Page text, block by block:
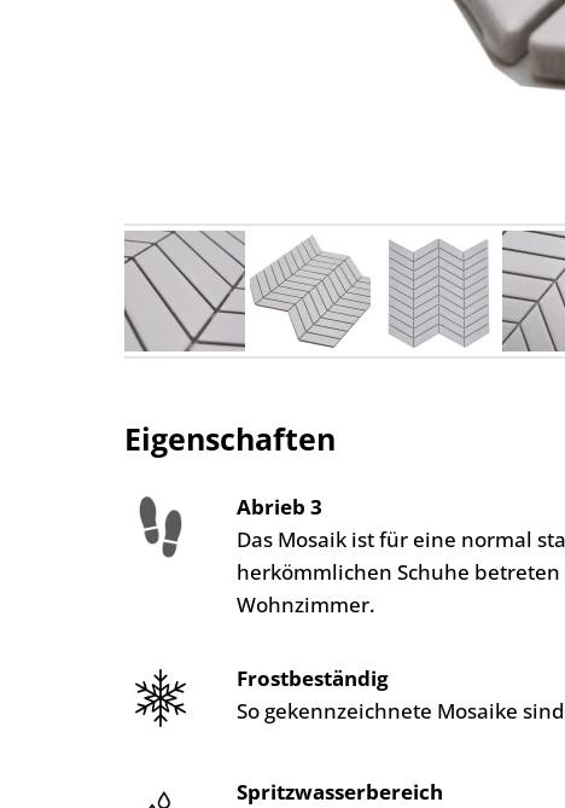
Eigenschaften
Abrieb 3
Das Mosaik ist für eine normal
herkömmlichen Schuhe
Wohnzimmer.
Frostbeständig
So gekennzeichnete Mosaike
Spritzwasserbereich